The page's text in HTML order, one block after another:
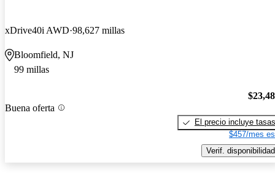
xDrive40i AWD 98,627 millas
Bloomfield, NJ
99 millas
Buena oferta
El precio incluye tasas
$457/mes
Verif. disponibilidad